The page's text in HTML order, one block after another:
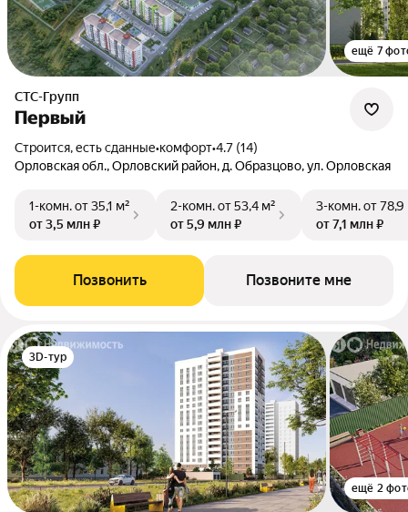
ещё 7
СТС-Групп
Первый
Строится, есть сданные•комфорт•4.7 (14)
Орловская обл., Орловский район, д. Образцово, ул. Орловская
1-комн.от 35,1 м²
от 3,5 млн ₽
2-комн.от 53,4 м²
от 5,9 млн ₽
3-комн.от 78,9
от 7,1 млн ₽
Позвонить Позвоните мне
3D-тур
ещё 2